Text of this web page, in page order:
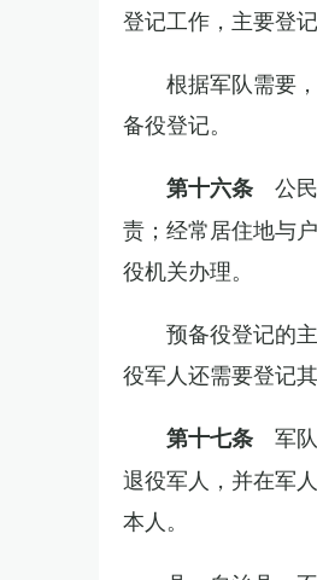
登记工作，主要登
根据军队需要
备役登记。
第十六条 公
责；经常居住地与
役机关办理。
预备役登记的
役军人还需要登记
第十七条 军
退役军人，并在军
本人。